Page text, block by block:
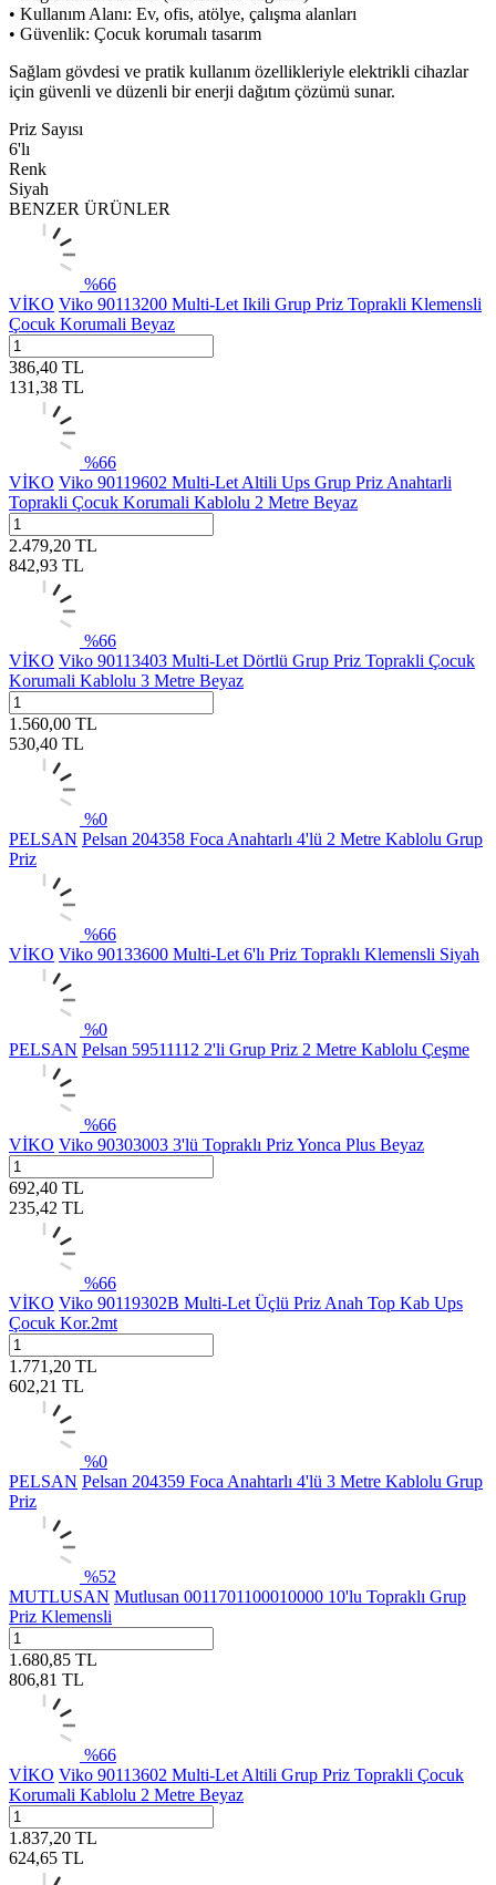
• Kullanım Alanı: Ev, ofis, atölye, çalışma alanları
• Güvenlik: Çocuk korumalı tasarım
Sağlam gövdesi ve pratik kullanım özellikleriyle elektrikli cihazlar
için güvenli ve düzenli bir enerji dağıtım çözümü sunar.
Priz Sayısı
6'lı
Renk
Siyah
BENZER ÜRÜNLER
%66
VİKO Viko 90113200 Multi-Let Ikili Grup Priz Toprakli Klemensli
Çocuk Korumali Beyaz
386,40 TL
131,38 TL
%66
VİKO Viko 90119602 Multi-Let Altili Ups Grup Priz Anahtarli
Toprakli Çocuk Korumali Kablolu 2 Metre Beyaz
2.479,20 TL
842,93 TL
%66
VİKO Viko 90113403 Multi-Let Dörtlü Grup Priz Toprakli Çocuk
Korumali Kablolu 3 Metre Beyaz
1.560,00 TL
530,40 TL
%0
PELSAN Pelsan 204358 Foca Anahtarlı 4'lü 2 Metre Kablolu Grup
Priz
%66
VİKO Viko 90133600 Multi-Let 6'lı Priz Topraklı Klemensli Siyah
%0
PELSAN Pelsan 59511112 2'li Grup Priz 2 Metre Kablolu Çeşme
%66
VİKO Viko 90303003 3'lü Topraklı Priz Yonca Plus Beyaz
692,40 TL
235,42 TL
%66
VİKO Viko 90119302B Multi-Let Üçlü Priz Anah Top Kab Ups
Çocuk Kor.2mt
1.771,20 TL
602,21 TL
%0
PELSAN Pelsan 204359 Foca Anahtarlı 4'lü 3 Metre Kablolu Grup
Priz
%52
MUTLUSAN Mutlusan 0011701100010000 10'lu Topraklı Grup
Priz Klemensli
1.680,85 TL
806,81 TL
%66
VİKO Viko 90113602 Multi-Let Altili Grup Priz Toprakli Çocuk
Korumali Kablolu 2 Metre Beyaz
1.837,20 TL
624,65 TL